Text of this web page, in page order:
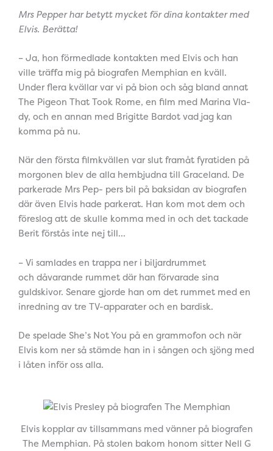
Mrs Pepper har betytt mycket för dina kontakter med
Elvis. Berätta!
– Ja, hon förmedlade kontakten med Elvis och han
ville träffa mig på biografen Memphian en kväll.
Under flera kvällar var vi på bion och såg bland annat
The Pigeon That Took Rome, en film med Marina Vla-
dy, och en annan med Brigitte Bardot vad jag kan
komma på nu.
När den första filmkvällen var slut framåt fyratiden på
morgonen blev de alla hembjudna till Graceland. De
parkerade Mrs Pep- pers bil på baksidan av biografen
där även Elvis hade parkerat. Han kom mot dem och
föreslog att de skulle komma med in och det tackade
Berit förstås inte nej till…
– Vi samlades en trappa ner i biljardrummet
och dåvarande rummet där han förvarade sina
guldskivor. Senare gjorde han om det rummet med en
inredning av tre TV-apparater och en bardisk.
De spelade She’s Not You på en grammofon och när
Elvis kom ner så stämde han in i sången och sjöng med
i låten inför oss alla.
Elvis kopplar av tillsammans med vänner på biografen
The Memphian. På stolen bakom honom sitter Nell G